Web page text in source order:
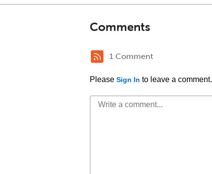
Comments
1 Comment
Please Sign In to leave a comment.